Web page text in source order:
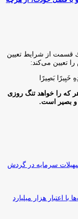
قسمت از شرايط تعيين
تعيين مى‌كند:
خَبِيرًا بَصِيرًا
که را خواهد تنگ روزی
و بصیر است.
سرمایه در گردش
اعتبار هزار میلیارد